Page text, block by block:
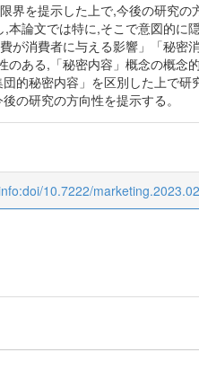
界を提示した上で,今後の研究
論文では特に,そこで意図的に
が消費者に与える影響」「秘密
ある,「秘密内容」概念の概念
的秘密内容」を区別した上で
の研究の方向性を提示する。
10.7222/